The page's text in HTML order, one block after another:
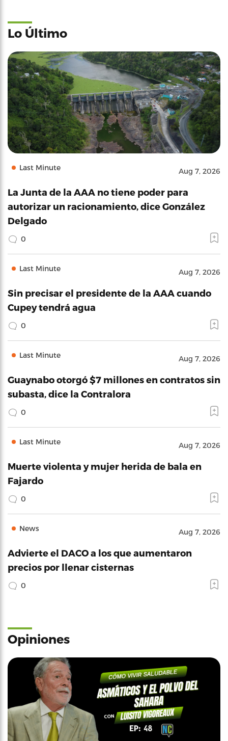
Lo Último
Last Minute Aug 7, 2026
La Junta de la AAA no tiene poder para
autorizar un racionamiento, dice González
Delgado
0
Last Minute Aug 7, 2026
Sin precisar el presidente de la AAA cuando
Cupey tendrá agua
0
Last Minute Aug 7, 2026
Guaynabo otorgó $7 millones en contratos sin
subasta, dice la Contralora
0
Last Minute Aug 7, 2026
Muerte violenta y mujer herida de bala en
Fajardo
0
News Aug 7, 2026
Advierte el DACO a los que aumentaron
precios por llenar cisternas
0
Opiniones